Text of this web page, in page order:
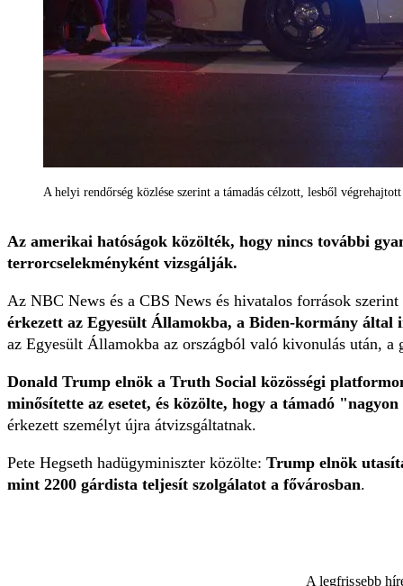
A helyi rendőrség közlése szerint a támadás célzott, lesből
Az amerikai hatóságok közölték, hogy nincs további
terrorcselekményként vizsgálják.
Az NBC News és a CBS News és hivatalos források szerint
érkezett az Egyesült Államokba, a Biden-kormány
az Egyesült Államokba az országból való kivonulás után, a
Donald Trump elnök a Truth Social közösségi
minősítette az esetet, és közölte, hogy a támadó
érkezett személyt újra átvizsgáltatnak.
Pete Hegseth hadügyminiszter közölte: Trump elnök
mint 2200 gárdista teljesít szolgálatot a fővárosban.
A legfrissebb